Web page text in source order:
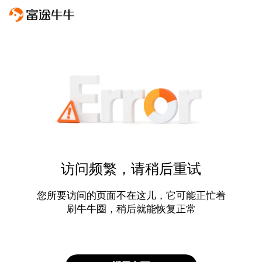
访问频繁，请稍后重试
您所要访问的页面不在这儿，它可能正忙着
刷牛牛圈，稍后就能恢复正常